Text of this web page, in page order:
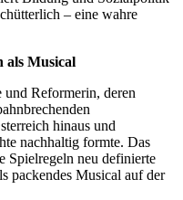
– eine wahre
als Musical
Reformerin, deren
hinaus und
nachhaltig formte. Das
Spielregeln neu definierte
packendes Musical auf der